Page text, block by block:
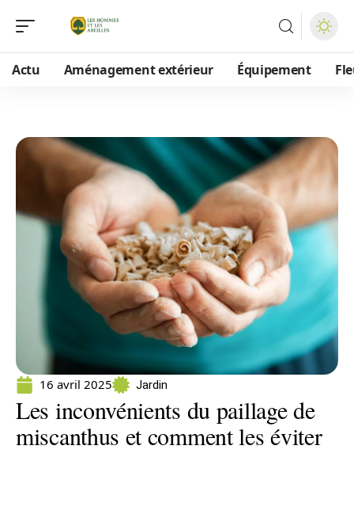
Actu Aménagement extérieur Équipement
16 avril 2025 Jardin
Les inconvénients du paillage de
miscanthus et comment les éviter